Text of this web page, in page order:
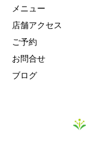
メニュー
店舗アクセス
ご予約
お問合せ
ブログ